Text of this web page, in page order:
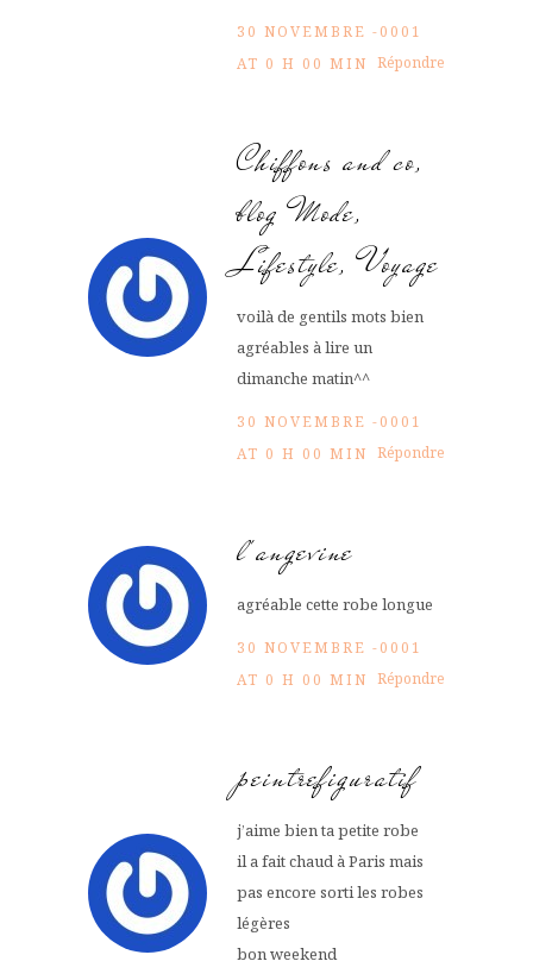
30 NOVEMBRE -0001
AT 0 H 00 MIN Répondre
Chiffons and co,
blog Mode,
Lifestyle, Voyage
voilà de gentils mots bien
agréables à lire un
dimanche matin^^
30 NOVEMBRE -0001
AT 0 H 00 MIN Répondre
l'angevine
agréable cette robe longue
30 NOVEMBRE -0001
AT 0 H 00 MIN Répondre
peintrefiguratif
j’aime bien ta petite robe
il a fait chaud à Paris mais
pas encore sorti les robes
légères
bon weekend